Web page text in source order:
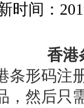
时间：
香港
条形码注
，然后只